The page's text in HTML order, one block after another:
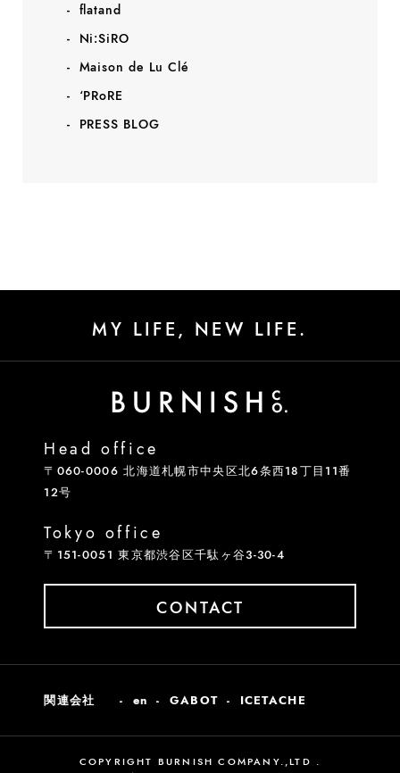
flatand
Ni:SiRO
Maison de Lu Clé
‘PRoRE
PRESS BLOG
MY LIFE, NEW LIFE.
関連会社 en GABOT ICETACHE
Head office
〒060-0006 北海道札幌市中央区北6条西18丁目11番
12号
Tokyo office
〒151-0051 東京都渋谷区千駄ヶ谷3-30-4
CONTACT
COPYRIGHT BURNISH COMPANY.,LTD .